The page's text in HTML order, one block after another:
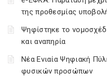
της προθεσμίας
Ψηφίστηκε το
και αναπηρία
Νέα Ενιαία Ψηφιακή
φυσικών προσώπων